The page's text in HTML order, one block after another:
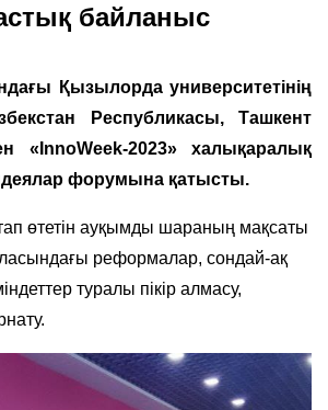
байланыс
Қызылорда университетінің
Республикасы, Ташкент
«InnoWeek-2023» халықаралық
форумына қатысты.
өтетін ауқымды шараның мақсаты
реформалар, сондай-ақ
туралы пікір алмасу,